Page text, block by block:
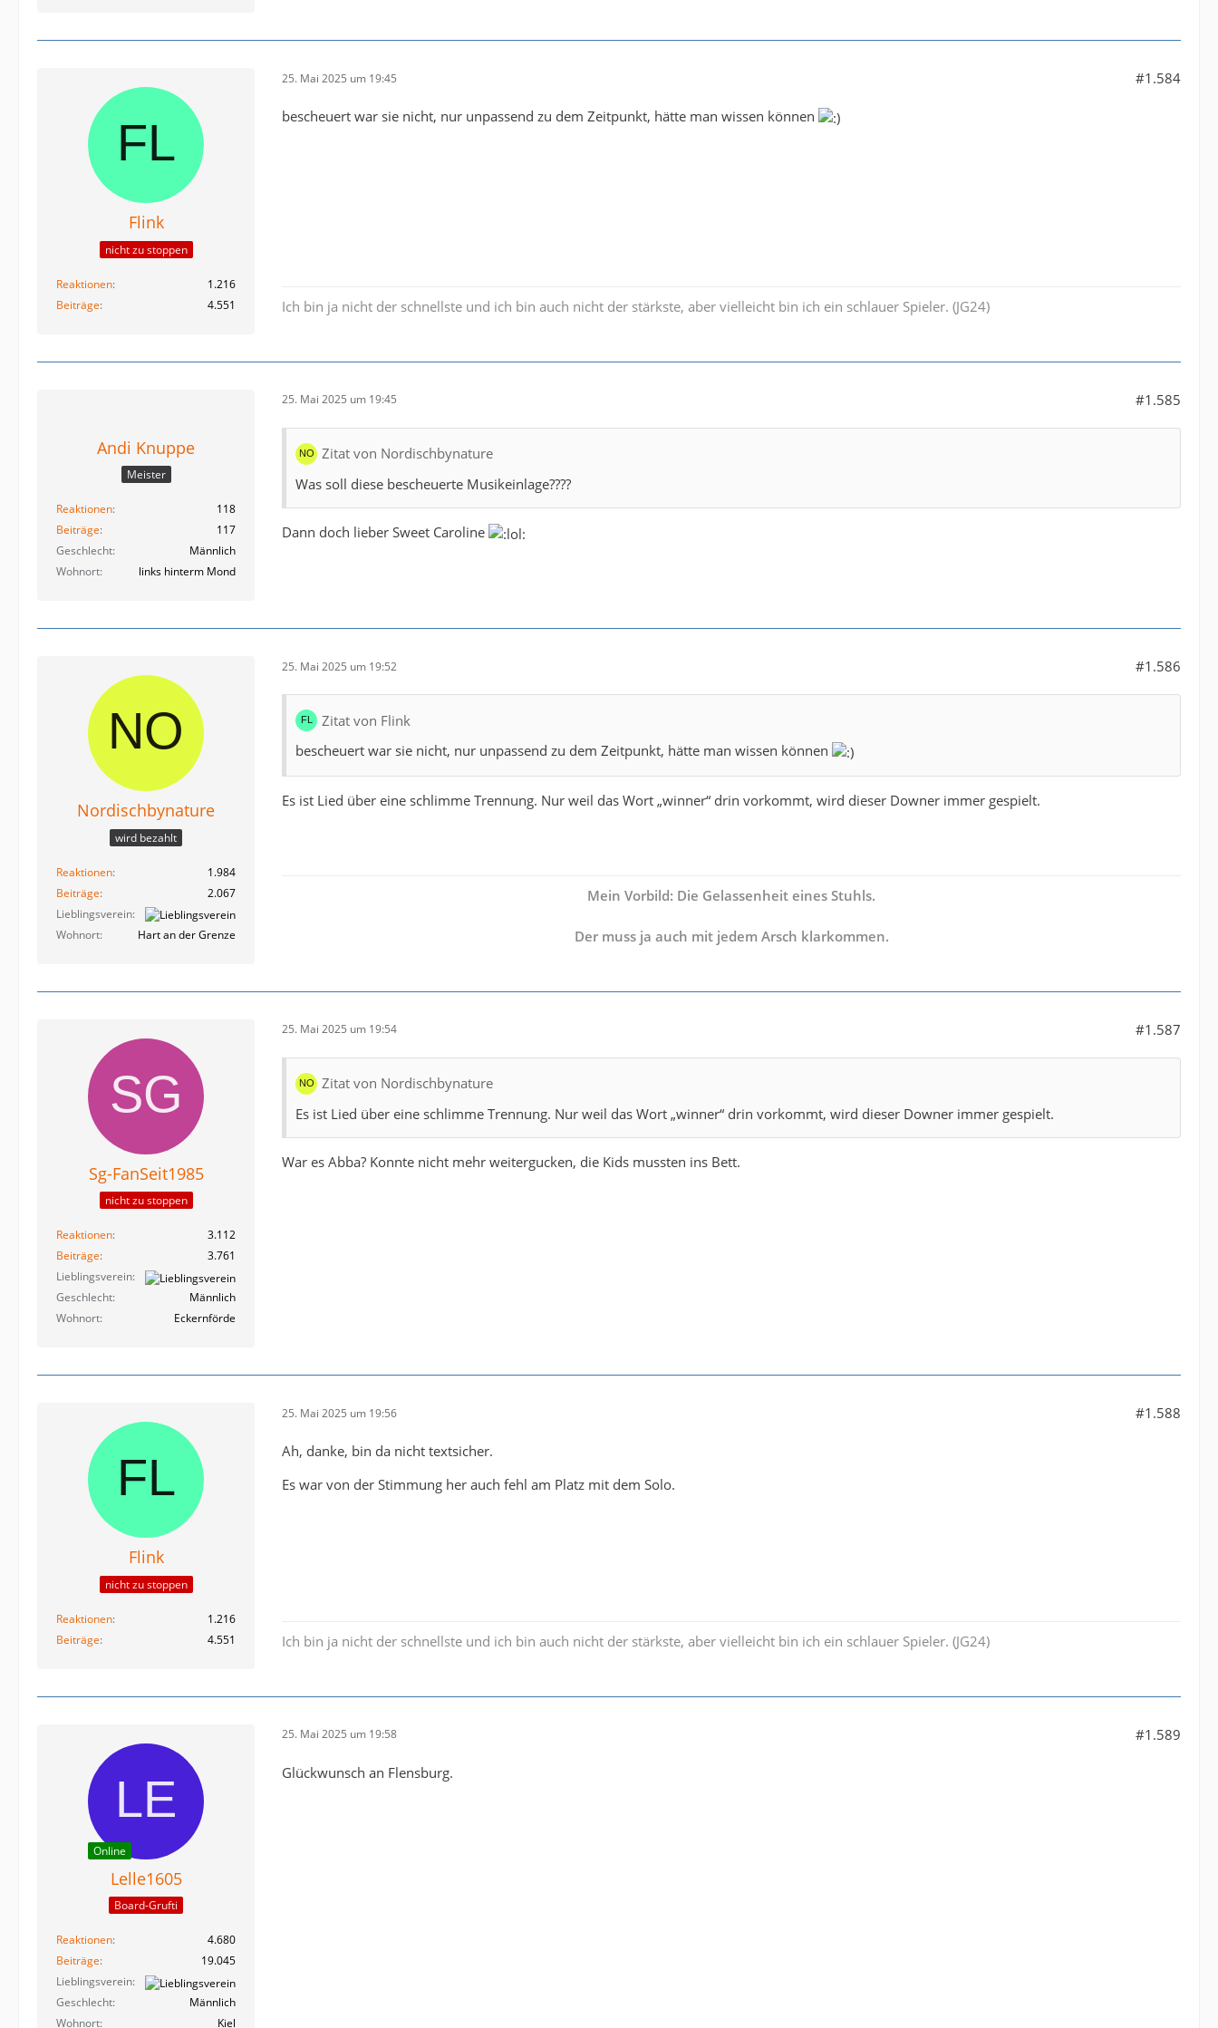
Flink
nicht zu stoppen
Reaktionen
1.216
Beiträge
4.551
25. Mai 2025 um 19:45 #1.584
bescheuert war sie nicht, nur unpassend zu dem Zeitpunkt, hätte man wissen können
Ich bin ja nicht der schnellste und ich bin auch nicht der stärkste, aber vielleicht bin ich ein schlauer Spieler. (JG24)
Andi Knuppe
Meister
Reaktionen
118
Beiträge
117
Geschlecht
Männlich
Wohnort
links hinterm Mond
25. Mai 2025 um 19:45 #1.585
Zitat von Nordischbynature
Was soll diese bescheuerte Musikeinlage????
Dann doch lieber Sweet Caroline
Nordischbynature
wird bezahlt
Reaktionen
1.984
Beiträge
2.067
Lieblingsverein
Wohnort
Hart an der Grenze
25. Mai 2025 um 19:52 #1.586
Zitat von Flink
bescheuert war sie nicht, nur unpassend zu dem Zeitpunkt, hätte man wissen können
Es ist Lied über eine schlimme Trennung. Nur weil das Wort „winner“ drin vorkommt, wird dieser Downer immer gespielt.
Mein Vorbild: Die Gelassenheit eines Stuhls.
Der muss ja auch mit jedem Arsch klarkommen.
Sg-FanSeit1985
nicht zu stoppen
Reaktionen
3.112
Beiträge
3.761
Lieblingsverein
Geschlecht
Männlich
Wohnort
Eckernförde
25. Mai 2025 um 19:54 #1.587
Zitat von Nordischbynature
Es ist Lied über eine schlimme Trennung. Nur weil das Wort „winner“ drin vorkommt, wird dieser Downer immer gespielt.
War es Abba? Konnte nicht mehr weitergucken, die Kids mussten ins Bett.
Flink
nicht zu stoppen
Reaktionen
1.216
Beiträge
4.551
25. Mai 2025 um 19:56 #1.588
Ah, danke, bin da nicht textsicher.
Es war von der Stimmung her auch fehl am Platz mit dem Solo.
Ich bin ja nicht der schnellste und ich bin auch nicht der stärkste, aber vielleicht bin ich ein schlauer Spieler. (JG24)
Online
Lelle1605
Board-Grufti
Reaktionen
4.680
Beiträge
19.045
Lieblingsverein
Geschlecht
Männlich
Wohnort
Kiel
25. Mai 2025 um 19:58 #1.589
Glückwunsch an Flensburg.